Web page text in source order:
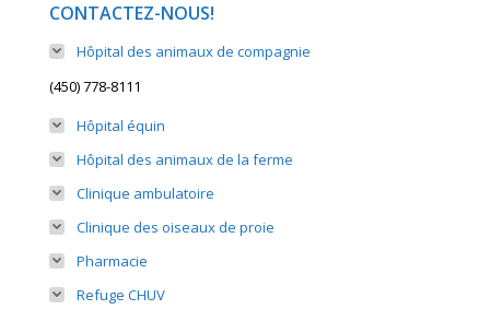
CONTACTEZ-NOUS!
Hôpital des animaux de compagnie
(450) 778-8111
Hôpital équin
Hôpital des animaux de la ferme
Clinique ambulatoire
Clinique des oiseaux de proie
Pharmacie
Refuge CHUV